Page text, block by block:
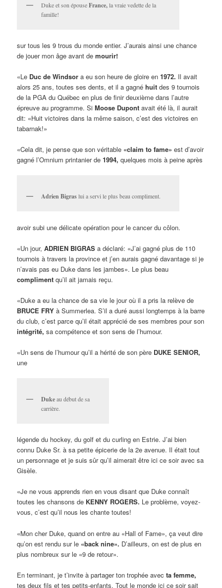
Duke et son épouseFrance,la vraie vedette de la
famille!
sur tous les 9 trous du monde entier. J’aurais ainsi une chance
de jouer mon âge avant demourir!
«Le Duc de Windsor a eu son heure de gloire en1972. Il avait
alors 25 ans, toutes ses dents, et il a gagnéhuit des 9 tournois
de la PGA du Québec en plus de finir deuxième dans l’autre
épreuve au programme. SiMoose Dupontavait été là, il aurait
dit: «Huit victoires dans la même saison, c’est des victoires en
tabarnak!»
«Cela dit, je pense que son véritable «claim to fame» est d’avoir
gagné l’Omnium printanier de1994, quelques mois à peine après
Adrien Bigraslui a servi le plus beau compliment.
avoir subi une délicate opération pour le cancer du côlon.
«Un jour,ADRIEN BIGRAS a déclaré: «J’ai gagné plus de 110
tournois à travers la province et j’en aurais gagné davantage si je
n’avais pas eu Duke dans les jambes». Le plus beau
compliment qu’il ait jamais reçu.
«Duke a eu la chance de sa vie le jour où il a pris la relève de
BRUCE FRY à Summerlea. S’il a duré aussi longtemps à la barre
du club, c’est parce qu’il était apprécié de ses membres pour son
intégrité, sa compétence et son sens de l’humour.
«Un sens de l’humour qu’il a hérité de son père DUKE SENIOR,
une
Dukeau début de sa
carrière.
légende du hockey, du golf et du curling en Estrie. J’ai bien
connu Duke Sr. à sa petite épicerie de la 2e avenue. Il était tout
un personnage et je suis sûr qu’il aimerait être ici ce soir avec sa
Gisèle.
«Je ne vous apprends rien en vous disant que Duke connaît
toutes les chansons de KENNY ROGERS. Le problème, voyez-
vous, c’est qu’il nous les chante toutes!
«Mon cher Duke, quand on entre au «Hall of Fame», ça veut dire
qu’on est rendu sur le «back nine». D’ailleurs, on est de plus en
plus nombreux sur le «9 de retour».
En terminant, je t’invite à partager ton trophée avecta femme,
tes deux fils et tes petits-enfants. Tout le monde ici ce soir sait